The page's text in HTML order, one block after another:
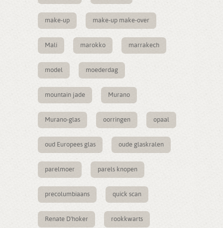
make-up make-up make-over
Mali marokko marrakech
model moederdag
mountain jade Murano
Murano-glas oorringen opaal
oud Europees glas oude glaskralen
parelmoer parels knopen
precolumbiaans quick scan
Renate D'hoker rookkwarts